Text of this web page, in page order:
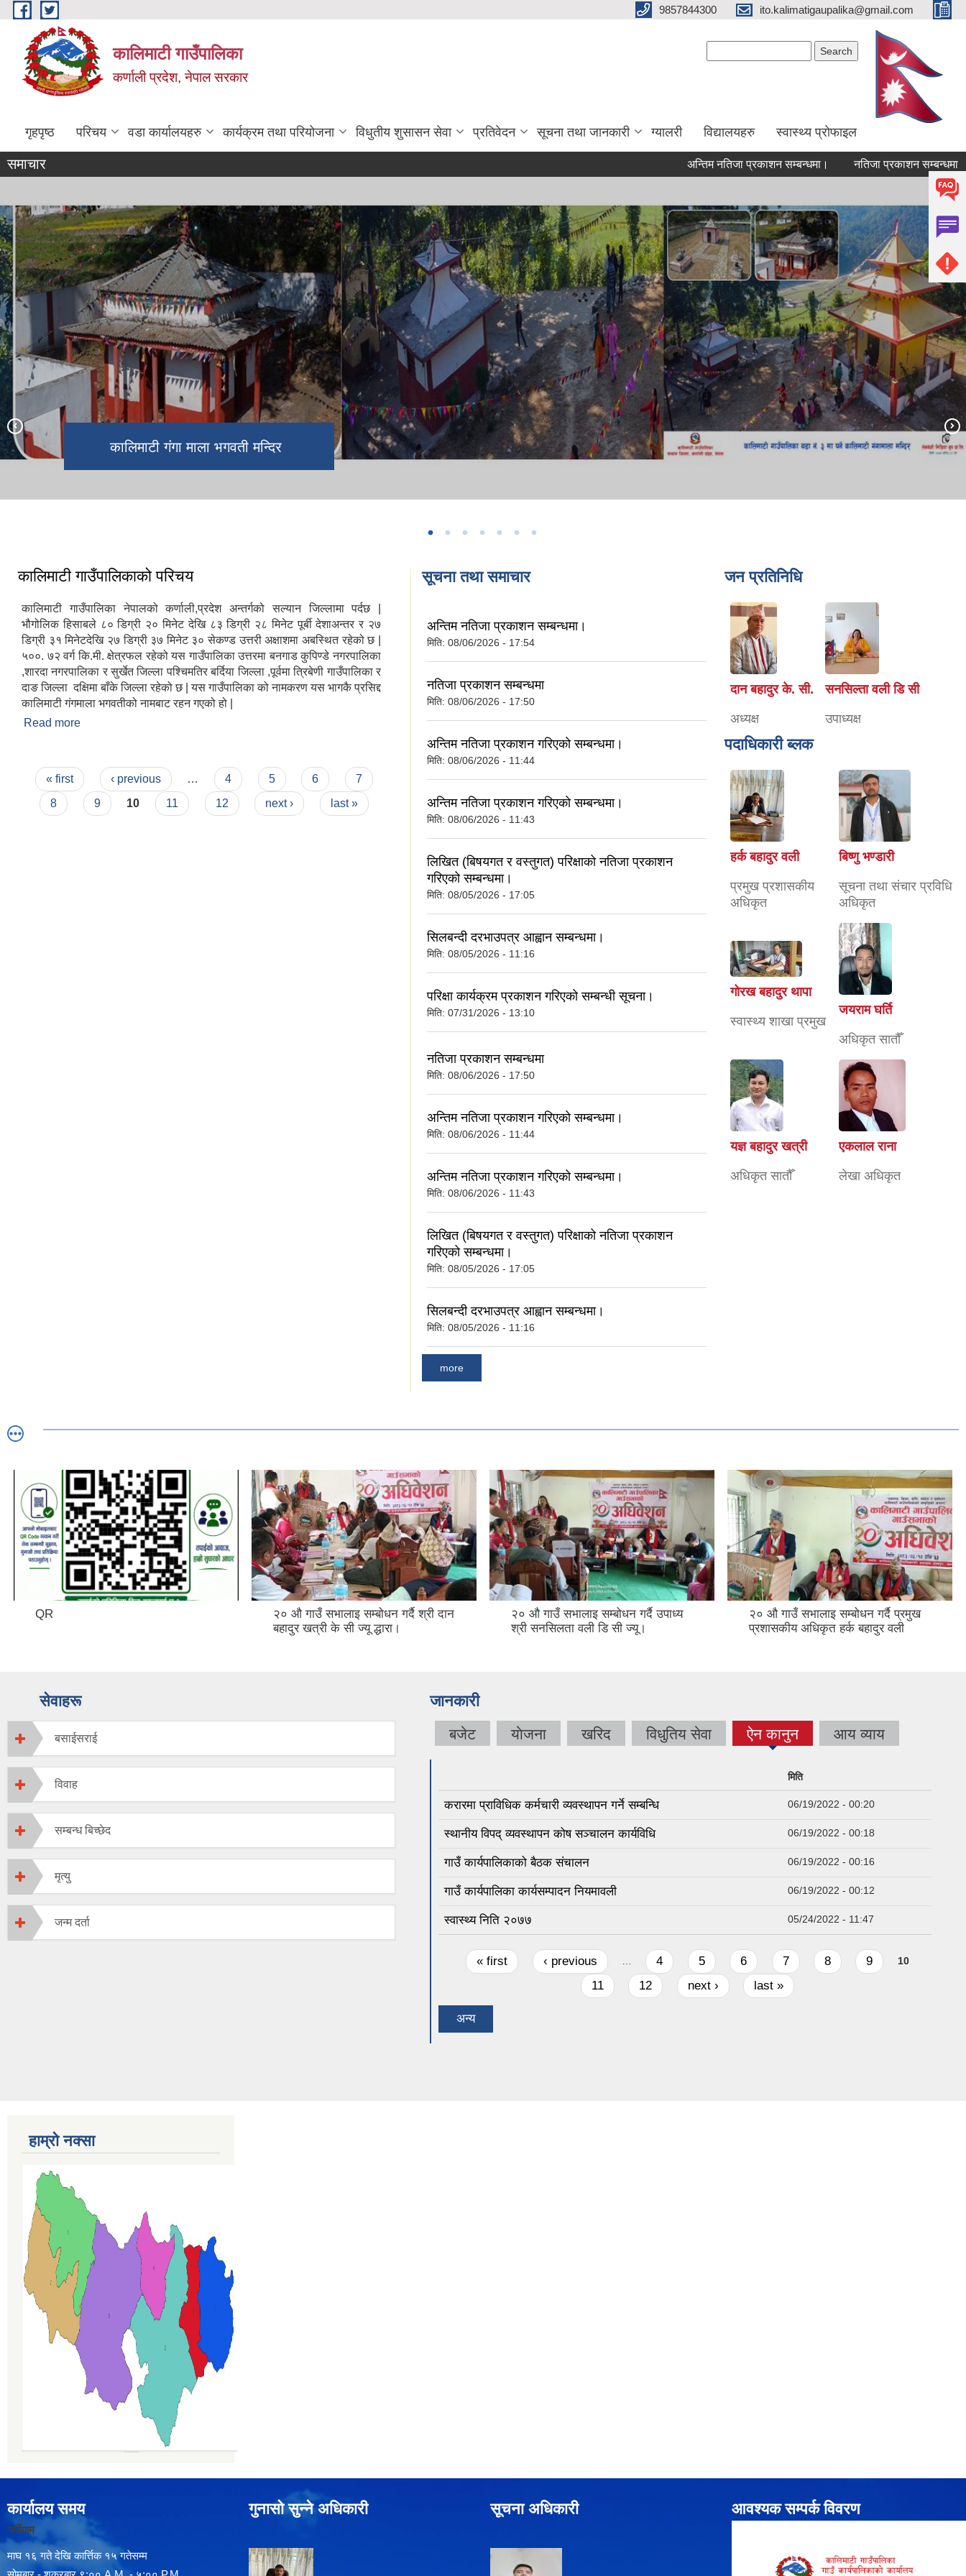
Skip to main content 9857844300 ito.kalimatigaupalika@gmail.com
कालिमाटी गाउँपालिका
कर्णाली प्रदेश, नेपाल सरकार
गृहपृष्ठ परिचय वडा कार्यालयहरु कार्यक्रम तथा परियोजना विधुतीय शुसासन सेवा प्रतिवेदन सूचना तथा जानकारी ग्यालरी विद्यालयहरु स्वास्थ्य प्राेफाइल
समाचार अन्तिम नतिजा प्रकाशन सम्बन्धमा। नतिजा प्रकाशन सम्बन्धमा
कालिमाटी गंगा माला भगवती मन्दिर
निजामति कर्मचारी दिवस
वडा नं. ५ मा मौलिक घरहरु
कालिमाटी गाउँपालिकाको वडा नं. ७ मा बबइ
नदि।
वडा नं.१ देखि वडा नं.७ सम्म २८० घरधुरीलाइ
जस्तापाता वितरण गर्दै गा.पा अध्यक्ष।
कालिमाटी गाउँपालिकाको परिचय
कालिमाटी गाउँपालिका नेपालको कर्णाली,प्रदेश अन्तर्गको सल्यान जिल्लामा पर्दछ |
भौगोलिक हिसाबले ८० डिग्री २० मिनेट देखि ८३ डिग्री २८ मिनेट पूर्बी देशाअन्तर र २७
डिग्री ३१ मिनेटदेखि २७ डिग्री ३७ मिनेट ३० सेकण्ड उत्तरी अक्षाशमा अबस्थित रहेको छ |
५००. ७२ वर्ग कि.मी. क्षेत्रफल रहेको यस गाउँपालिका उत्तरमा बनगाड कुपिण्डे नगरपालिका
,शारदा नगरपालिका र सुर्खेत जिल्ला पश्चिमतिर बर्दिया जिल्ला ,पूर्वमा त्रिबेणी गाउँपालिका र
दाङ जिल्ला दक्षिमा बाँके जिल्ला रहेको छ | यस गाउँपालिका को नामकरण यस भागकै प्रसिद्द
कालिमाटी गंगमाला भगवतीको नामबाट रहन गएको हो |
Read more
Pages
« first ‹ previous … 4 5 6
7
8
9 10 11 12 next › last »
सूचना तथा समाचार
अन्तिम नतिजा प्रकाशन सम्बन्धमा।
मिति: 08/06/2026 - 17:54
नतिजा प्रकाशन सम्बन्धमा
मिति: 08/06/2026 - 17:50
अन्तिम नतिजा प्रकाशन गरिएको सम्बन्धमा।
मिति: 08/06/2026 - 11:44
अन्तिम नतिजा प्रकाशन गरिएको सम्बन्धमा।
मिति: 08/06/2026 - 11:43
लिखित (बिषयगत र वस्तुगत) परिक्षाको नतिजा प्रकाशन
गरिएको सम्बन्धमा।
मिति: 08/05/2026 - 17:05
सिलबन्दी दरभाउपत्र आह्वान सम्बन्धमा।
मिति: 08/05/2026 - 11:16
परिक्षा कार्यक्रम प्रकाशन गरिएको सम्बन्धी सूचना।
मिति: 07/31/2026 - 13:10
नतिजा प्रकाशन सम्बन्धमा
मिति: 08/06/2026 - 17:50
अन्तिम नतिजा प्रकाशन गरिएको सम्बन्धमा।
मिति: 08/06/2026 - 11:44
अन्तिम नतिजा प्रकाशन गरिएको सम्बन्धमा।
मिति: 08/06/2026 - 11:43
लिखित (बिषयगत र वस्तुगत) परिक्षाको नतिजा प्रकाशन
गरिएको सम्बन्धमा।
मिति: 08/05/2026 - 17:05
सिलबन्दी दरभाउपत्र आह्वान सम्बन्धमा।
मिति: 08/05/2026 - 11:16
more
जन प्रतिनिधि
दान बहादुर के. सी.
अध्यक्ष
सनसिल्ता वली डि सी
उपाध्यक्ष
पदाधिकारी ब्लक
हर्क बहादुर वली
प्रमुख प्रशासकीय
अधिकृत
बिष्णु भण्डारी
सूचना तथा संचार प्रविधि
अधिकृत
गोरख बहादुर थापा
स्वास्थ्य शाखा प्रमुख
जयराम घर्ति
अधिकृत सातौँ
यज्ञ बहादुर खत्री
अधिकृत सातौँ
एकलाल राना
लेखा अधिकृत
QR
२० औ गाउँ सभालाइ सम्बोधन गर्दै श्री दान
बहादुर खत्री के सी ज्यू द्धारा।
२० औ गाउँ सभालाइ सम्बोधन गर्दै उपाध्य
श्री सनसिलता वली डि सी ज्यू।
२० औ गाउँ सभालाइ सम्बोधन गर्दै प्रमुख
प्रशासकीय अधिकृत हर्क बहादुर वली
सेवाहरू
बसाईसराई
विवाह
सम्बन्ध बिच्छेद
मृत्यु
जन्म दर्ता
जानकारी
बजेट याेजना खरिद विधुतिय सेवा ऐन कानुन
(active
आय व्याय
मिति
करारमा प्राविधिक कर्मचारी व्यवस्थापन गर्ने सम्बन्धि 06/19/2022 - 00:20
स्थानीय विपद् व्यवस्थापन कोष सञ्चालन कार्यविधि 06/19/2022 - 00:18
गाउँ कार्यपालिकाको बैठक संचालन 06/19/2022 - 00:16
गाउँ कार्यपालिका कार्यसम्पादन नियमावली 06/19/2022 - 00:12
स्वास्थ्य निति २०७७ 05/24/2022 - 11:47
Pages
« first ‹ previous … 4 5 6 7 8 9 10
11 12 next › last »
अन्य
हाम्रो नक्सा
कार्यालय समय
गर्मीयाम
माघ १६ गते देखि कार्त्तिक १५ गतेसम्म
गुनासो सुन्ने अधिकारी सूचना अधिकारी आवश्यक सम्पर्क विवरण